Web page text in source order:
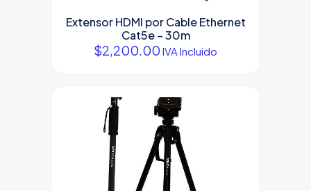
Extensor HDMI por Cable Ethernet
Cat5e – 30m
$2,200.00 IVA Incluido